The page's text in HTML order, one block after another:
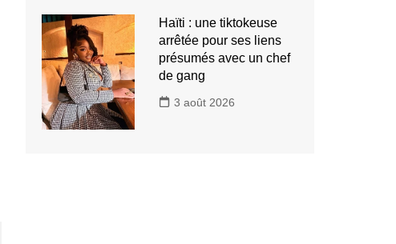
Haïti : une tiktokeuse
arrêtée pour ses liens
présumés avec un chef
de gang
3 août 2026